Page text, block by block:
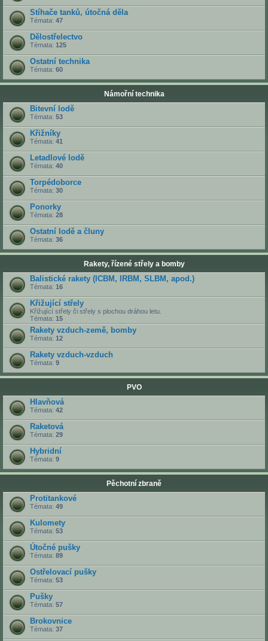
Stíhače tanků, útočná děla
Témata: 47
Dělostřelectvo
Témata: 125
Ostatní technika
Témata: 60
Námořní technika
Bitevní lodě
Témata: 53
Křižníky
Témata: 41
Letadlové lodě
Témata: 40
Torpédoborce
Témata: 30
Ponorky
Témata: 28
Ostatní lodě a čluny
Témata: 36
Rakety, řízené střely a bomby
Balistické rakety (ICBM, IRBM, SLBM, apod.)
Témata: 16
Křižující střely
Křižující střely či střely s plochou dráhou letu.
Témata: 15
Rakety vzduch-země, bomby
Témata: 12
Rakety vzduch-vzduch
Témata: 9
PVO
Hlavňová
Témata: 42
Raketová
Témata: 29
Hybridní
Témata: 9
Pěchotní zbraně
Protitankové
Témata: 49
Kulomety
Témata: 53
Útočné pušky
Témata: 89
Ostřelovací pušky
Témata: 53
Pušky
Témata: 57
Brokovnice
Témata: 37